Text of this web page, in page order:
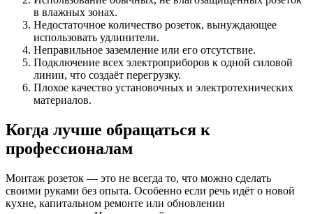
в влажных зонах.
Недостаточное количество розеток, вынуждающее
использовать удлинители.
Неправильное заземление или его отсутствие.
Подключение всех электроприборов к одной силовой
линии, что создаёт перегрузку.
Плохое качество установочных и электротехнических
материалов.
Когда лучше обращаться к
профессионалам
Монтаж розеток — это не всегда то, что можно сделать
своими руками без опыта. Особенно если речь идёт о новой
кухне, капитальном ремонте или обновлении